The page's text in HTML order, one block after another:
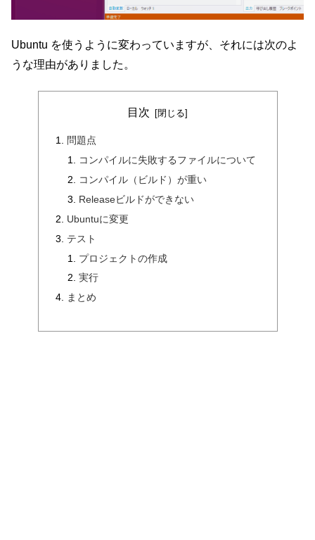
Ubuntu を使うように変わっていますが、それには次のよ
うな理由がありました。
目次
問題点
コンパイルに失敗するファイルについて
コンパイル（ビルド）が重い
Releaseビルドができない
Ubuntuに変更
テスト
プロジェクトの作成
実行
まとめ